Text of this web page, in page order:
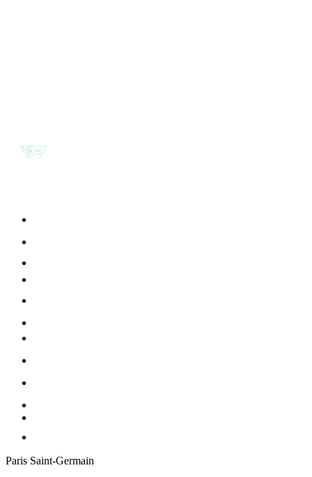
Paris Saint-Germain